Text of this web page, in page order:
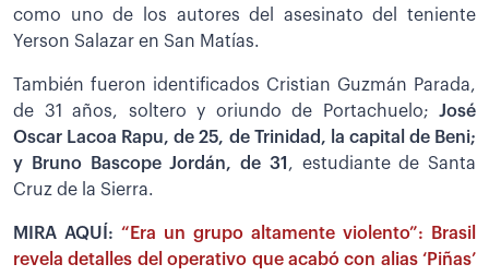
como uno de los autores del asesinato del teniente
Yerson Salazar en San Matías.
También fueron identificados Cristian Guzmán Parada,
de 31 años, soltero y oriundo de Portachuelo; José
Oscar Lacoa Rapu, de 25, de Trinidad, la capital de Beni;
y Bruno Bascope Jordán, de 31 , estudiante de Santa
Cruz de la Sierra.
MIRA AQUÍ: “Era un grupo altamente violento”: Brasil
revela detalles del operativo que acabó con alias ‘Piñas’